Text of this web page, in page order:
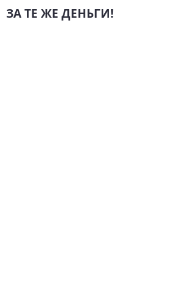
ЗА ТЕ ЖЕ ДЕНЬГИ!